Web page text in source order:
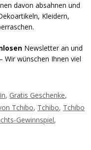
davon absahnen und
Kleidern,
Newsletter an und
Wir wünschen Ihnen viel
, Gratis Geschenke,
Tchibo, Tchibo, Tchibo
Gewinnspiel,